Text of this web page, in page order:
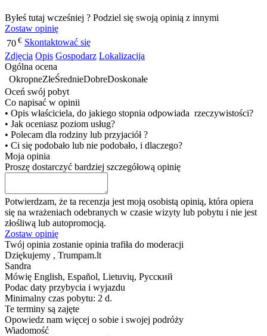
Byłeś tutaj wcześniej ? Podziel się swoją opinią z innymi
Zostaw opinię
70 € Skontaktować się
Zdjęcia Opis Gospodarz Lokalizacija
Ogólna ocena
OkropneZłeŚrednieDobreDoskonałe
Oceń swój pobyt
Co napisać w opinii
• Opis właściciela, do jakiego stopnia odpowiada rzeczywistości?
• Jak oceniasz poziom usług?
• Polecam dla rodziny lub przyjaciół ?
• Ci się podobało lub nie podobało, i dlaczego?
Moja opinia
Proszę dostarczyć bardziej szczegółową opinię
Potwierdzam, że ta recenzja jest moją osobistą opinią, która opiera
się na wrażeniach odebranych w czasie wizyty lub pobytu i nie jest
złośliwą lub autopromocją.
Zostaw opinię
Twój opinia zostanie opinia trafiła do moderacji
Dziękujemy , Trumpam.lt
Sandra
Mówię English, Español, Lietuvių, Русский
Podac daty przybycia i wyjazdu
Minimalny czas pobytu: 2 d.
Te terminy są zajęte
Opowiedz nam więcej o sobie i swojej podróży
Wiadomość